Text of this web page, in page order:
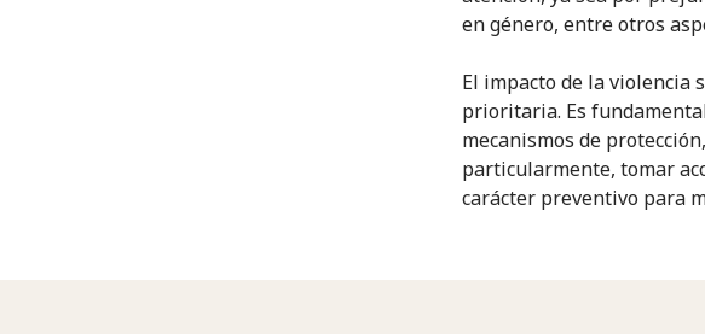
en género, entre otros
El impacto de la violencia
prioritaria. Es
mecanismos de
particularmente, tomar
carácter preventivo para